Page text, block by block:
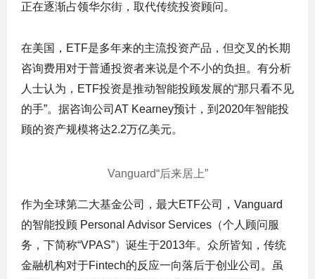
正在逐渐占领华尔街，取代传统投资顾问。
在美国，ETF是多年来的主流投资产品，但交叉的长期
咨询费用对于普通投资者来说是个不小的负担。有分析
人士认为，ETF投资是推动智能投顾发展的“那只看不见
的手”。据咨询公司AT Kearney预计，到2020年智能投
顾的资产规模将达2.2万亿美元。
Vanguard“后来居上”
作为全球第二大基金公司，最大ETF公司，Vanguard
的智能投顾 Personal Advisor Services（个人顾问服
务，下简称“VPAS”）诞生于2013年。众所皆知，传统
金融机构对于Fintech的反应一向落后于创业公司。虽